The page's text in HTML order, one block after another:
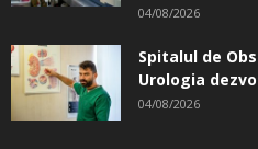
04/08/2026
Spitalul de
Urologia
04/08/2026